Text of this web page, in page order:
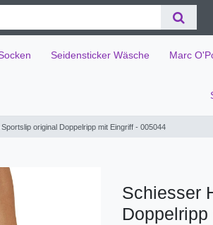
Seidensticker Wäsche Marc
original Doppelripp mit Eingriff - 005044
Schiesser